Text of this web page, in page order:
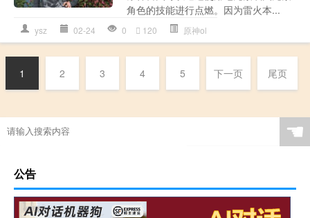
角色的技能进行点燃。因为雷火本...
ysz 02-24 0 120 原神ol
1 2 3 4 5 下一页 尾页
☚
公告